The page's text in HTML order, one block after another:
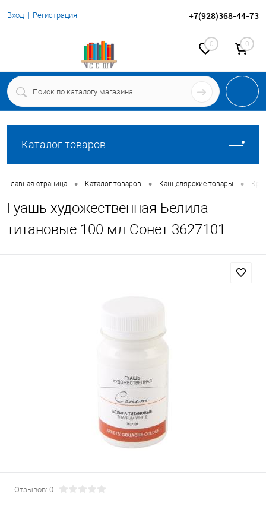
Вход Регистрация +7(928)368-44-73
0 0
Каталог товаров
Главная страница • Каталог товаров • Канцелярские товары •
Гуашь художественная Белила
титановые 100 мл Сонет 3627101
Отзывов: 0